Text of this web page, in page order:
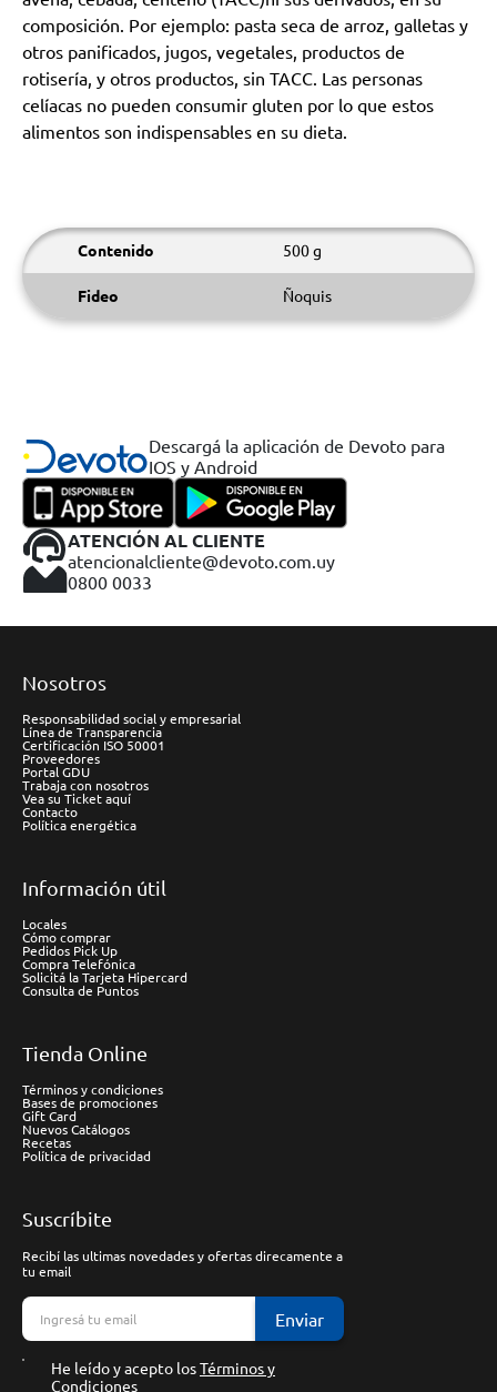
composición. Por ejemplo: pasta seca de arroz, galletas y
otros panificados, jugos, vegetales, productos de
rotisería, y otros productos, sin TACC. Las personas
celíacas no pueden consumir gluten por lo que estos
alimentos son indispensables en su dieta.
Contenido 500 g
Fideo Ñoquis
Descargá la aplicación de Devoto para
IOS y Android
ATENCIÓN AL CLIENTE
atencionalcliente@devoto.com.uy
0800 0033
Nosotros
Responsabilidad social y empresarial
Línea de Transparencia
Certificación ISO 50001
Proveedores
Portal GDU
Trabaja con nosotros
Vea su Ticket aquí
Contacto
Política energética
Información útil
Locales
Cómo comprar
Pedidos Pick Up
Compra Telefónica
Solicitá la Tarjeta Hipercard
Consulta de Puntos
Tienda Online
Términos y condiciones
Bases de promociones
Gift Card
Nuevos Catálogos
Recetas
Política de privacidad
Suscríbite
Recibí las ultimas novedades y ofertas direcamente a
tu email
Enviar
He leído y acepto losTérminos y
Condiciones